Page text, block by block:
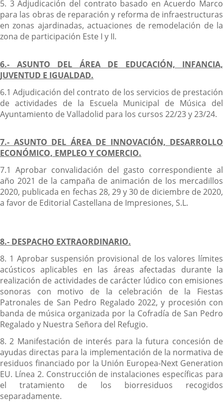
5. 3 Adjudicación del contrato basado en Acuerdo Marco
para las obras de reparación y reforma de infraestructuras
en zonas ajardinadas, actuaciones de remodelación de la
zona de participación Este I y II.
6.- ASUNTO DEL ÁREA DE EDUCACIÓN, INFANCIA,
JUVENTUD E IGUALDAD.
6.1 Adjudicación del contrato de los servicios de prestación
de actividades de la Escuela Municipal de Música del
Ayuntamiento de Valladolid para los cursos 22/23 y 23/24.
7.- ASUNTO DEL ÁREA DE INNOVACIÓN, DESARROLLO
ECONÓMICO, EMPLEO Y COMERCIO.
7.1 Aprobar convalidación del gasto correspondiente al
año 2021 de la campaña de animación de los mercadillos
2020, publicada en fechas 28, 29 y 30 de diciembre de 2020,
a favor de Editorial Castellana de Impresiones, S.L.
8.- DESPACHO EXTRAORDINARIO.
8. 1 Aprobar suspensión provisional de los valores límites
acústicos aplicables en las áreas afectadas durante la
realización de actividades de carácter lúdico con emisiones
sonoras con motivo de la celebración de la Fiestas
Patronales de San Pedro Regalado 2022, y procesión con
banda de música organizada por la Cofradía de San Pedro
Regalado y Nuestra Señora del Refugio.
8. 2 Manifestación de interés para la futura concesión de
ayudas directas para la implementación de la normativa de
residuos financiado por la Unión Europea-Next Generation
EU. Línea 2. Construcción de instalaciones específicas para
el tratamiento de los biorresiduos recogidos
separadamente.